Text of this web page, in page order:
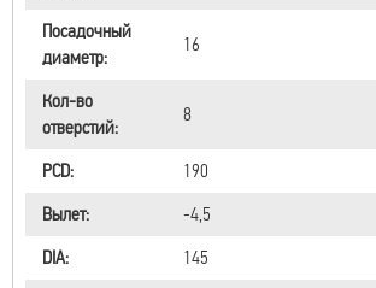
Посадочный
диаметр:
16
Кол-во
отверстий:
8
PCD:
190
Вылет:
-4,5
DIA:
145